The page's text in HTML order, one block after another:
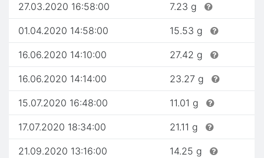
27.03.2020 16:58:00 7.23 g
01.04.2020 14:58:00 15.53 g
16.06.2020 14:10:00 27.42 g
16.06.2020 14:14:00 23.27 g
15.07.2020 16:48:00 11.01 g
17.07.2020 18:34:00 21.11 g
21.09.2020 13:16:00 14.25 g